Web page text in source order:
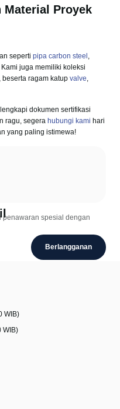
Material Proyek
seperti pipa carbon steel ,
juga memiliki koleksi
, beserta ragam katup valve,
dokumen sertifikasi
ragu, segera hubungi kami hari
yang paling istimewa!
penawaran spesial dengan
Berlangganan
WIB)
WIB)